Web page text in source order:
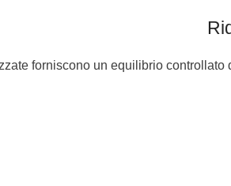
forniscono un equilibrio